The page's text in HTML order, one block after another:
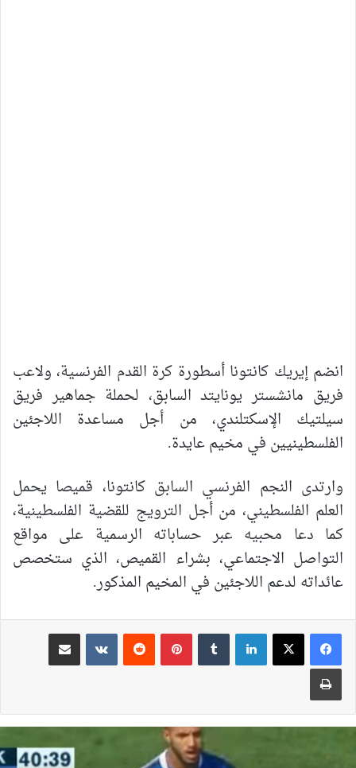
انضم إيريك كانتونا أسطورة كرة القدم الفرنسية، ولاعب
فريق مانشستر يونايتد السابق، لحملة جماهير فريق
سيلتيك الإسكتلندي، من أجل مساعدة اللاجئين
الفلسطينيين في مخيم عايدة.
وارتدى النجم الفرنسي السابق كانتونا، قميصا يحمل
العلم الفلسطيني، من أجل الترويج للقضية الفلسطينية،
كما دعا محبيه عبر حساباته الرسمية على مواقع
التواصل الاجتماعي، بشراء القميص، الذي ستخصص
عائداته لدعم اللاجئين في المخيم المذكور.
لينكدإن بينتيريست
مشاركة عبر البريد
طباعة